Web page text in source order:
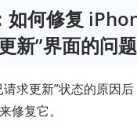
如何修复
新”界面的问题
求更新”状态的原因
修复它。